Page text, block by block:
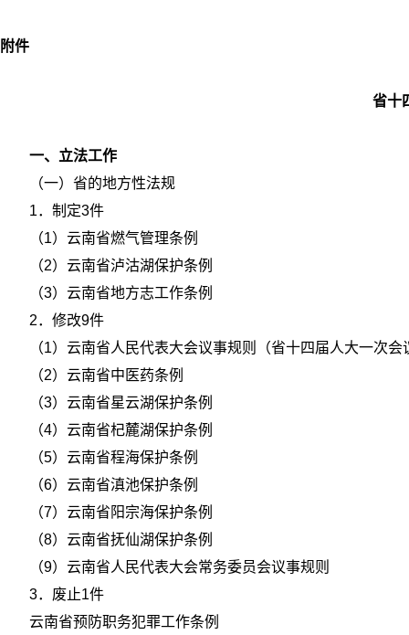
附件
省十
一、立法工作
（一）省的地方性法规
1．制定3件
（1）云南省燃气管理条例
（2）云南省泸沽湖保护条例
（3）云南省地方志工作条例
2．修改9件
（1）云南省人民代表大会议事规则（省十四届人大一次会
（2）云南省中医药条例
（3）云南省星云湖保护条例
（4）云南省杞麓湖保护条例
（5）云南省程海保护条例
（6）云南省滇池保护条例
（7）云南省阳宗海保护条例
（8）云南省抚仙湖保护条例
（9）云南省人民代表大会常务委员会议事规则
3．废止1件
云南省预防职务犯罪工作条例